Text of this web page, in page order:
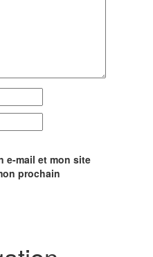
e-mail et mon site
prochain